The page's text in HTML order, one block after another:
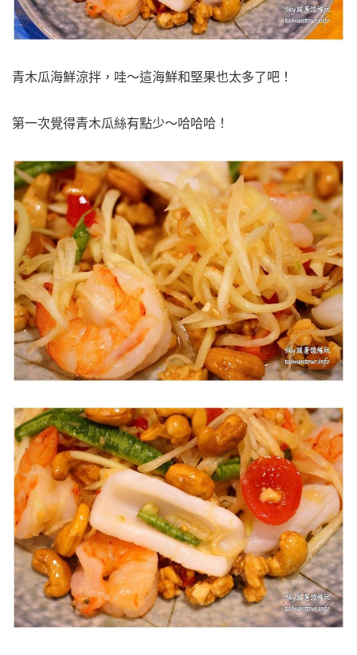
青木瓜海鮮涼拌，哇～這海鮮和堅果也太多了吧！
第一次覺得青木瓜絲有點少～哈哈哈！